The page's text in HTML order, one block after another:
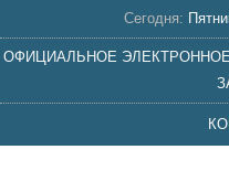
Сегодня:
ОФИЦИАЛЬНОЕ